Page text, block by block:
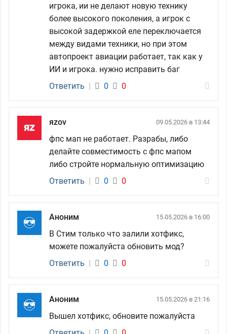
игрока, ии не делают новую технику
более высокого поколения, а игрок с
высокой задержкой еле переключается
между видами техники, но при этом
автопроект авиации работает, так как у
ИИ и игрока. нужно исправить баг
Ответить | 0 0
яzov 09.05.2026 в 13:44
фпс мап не работает. Разрабы, либо
делайте совместимость с фпс мапом
либо стройте нормальную оптимизацию
Ответить | 0 0
Аноним 15.05.2026 в 16:00
В Стим только что залили хотфикс,
можете пожалуйста обновить мод?
Ответить | 0 0
Аноним 15.05.2026 в 21:16
Вышел хотфикс, обновите пожалуйста